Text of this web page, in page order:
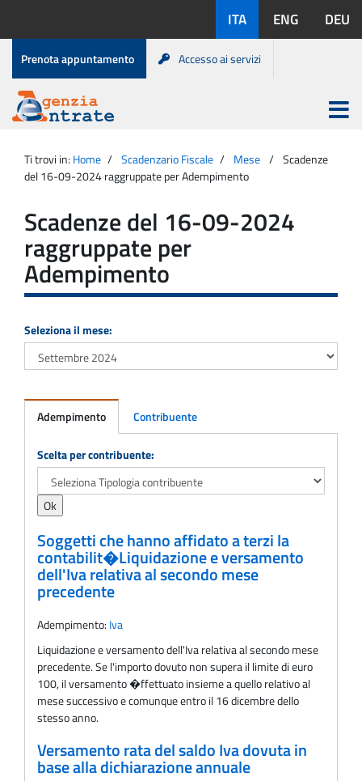
contenuto
disponibili:
ITA ENG DEU
Menu
di
servizio
Prenota appuntamento Accesso ai servizi
Agenzia
Entrate
Apri
menu
principale
Ti trovi in: Home Scadenzario Fiscale Mese
Scadenze
del 16-09-2024 raggruppate per Adempimento
Scadenze del 16-09-2024
raggruppate per
Adempimento
Seleziona il mese:
Adempimento Contribuente
Adempimento
Scelta per contribuente:
Soggetti che hanno affidato a terzi la
contabilit�Liquidazione e versamento
dell'Iva relativa al secondo mese
precedente
Adempimento: Iva
Liquidazione e versamento dell'Iva relativa al secondo mese
precedente. Se l'importo dovuto non supera il limite di euro
100, il versamento �ffettuato insieme a quello relativo al
mese successivo e comunque entro il 16 dicembre dello
stesso anno.
Versamento rata del saldo Iva dovuta in
base alla dichiarazione annuale